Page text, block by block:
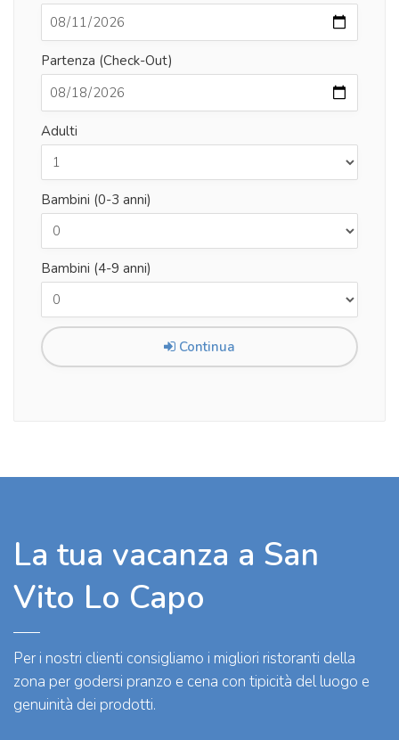
Partenza (Check-Out)
Adulti
Bambini (0-3 anni)
Bambini (4-9 anni)
Continua
La tua vacanza a San
Vito Lo Capo
Per i nostri clienti consigliamo i migliori ristoranti della
zona per godersi pranzo e cena con tipicità del luogo e
genuinità dei prodotti.